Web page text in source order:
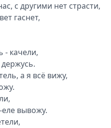
с другими нет страсти,
гаснет,
качели,
а я всё вижу,
еле вывожу.